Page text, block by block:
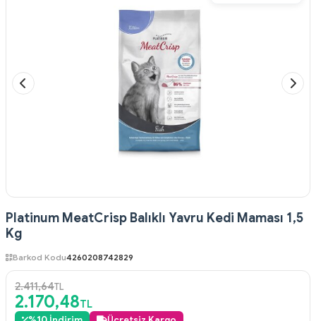
Platinum MeatCrisp Balıklı Yavru Kedi Maması 1,5
Kg
Barkod Kodu4260208742829
2.411,64TL
2.170,48TL